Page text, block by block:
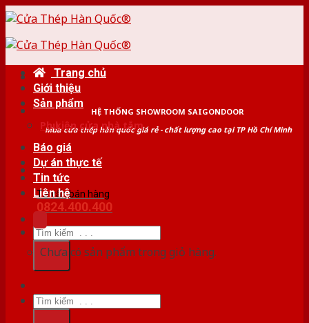
Skip
content
HỆ THỐNG SHOWROOM SAIGONDOOR
Mua cửa thép hàn quốc giá rẻ - chất lượng cao tại TP Hồ Chí Minh
Tư vấn bán hàng
0824.400.400
Tìm
kiếm:
Trang chủ
Giới thiệu
Sản phẩm
Phụ kiện cửa nhà tắm
Báo giá
Dự án thực tế
Tin tức
Liên hệ
Chưa có sản phẩm trong giỏ hàng.
Tìm
kiếm: